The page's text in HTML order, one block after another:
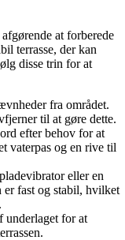
at forberede
terrasse, der kan
disse trin for at
fra området.
til at gøre dette.
efter behov for at
vaterpas og en rive til
eller en
er fast og stabil, hvilket
underlaget for at